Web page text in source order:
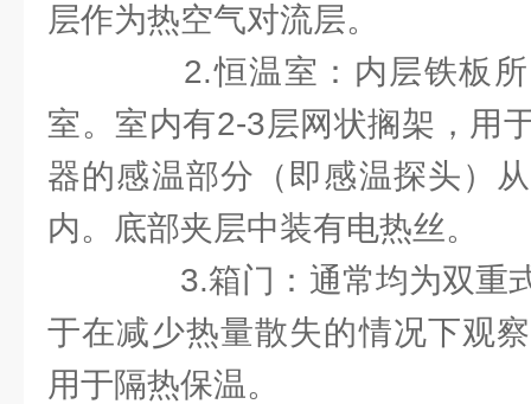
层作为热空气对流层。
2.恒温室：内层铁板所
室。室内有2-3层网状搁架，用
器的感温部分（即感温探头）
内。底部夹层中装有电热丝。
3.箱门：通常均为双重
于在减少热量散失的情况下观
用于隔热保温。